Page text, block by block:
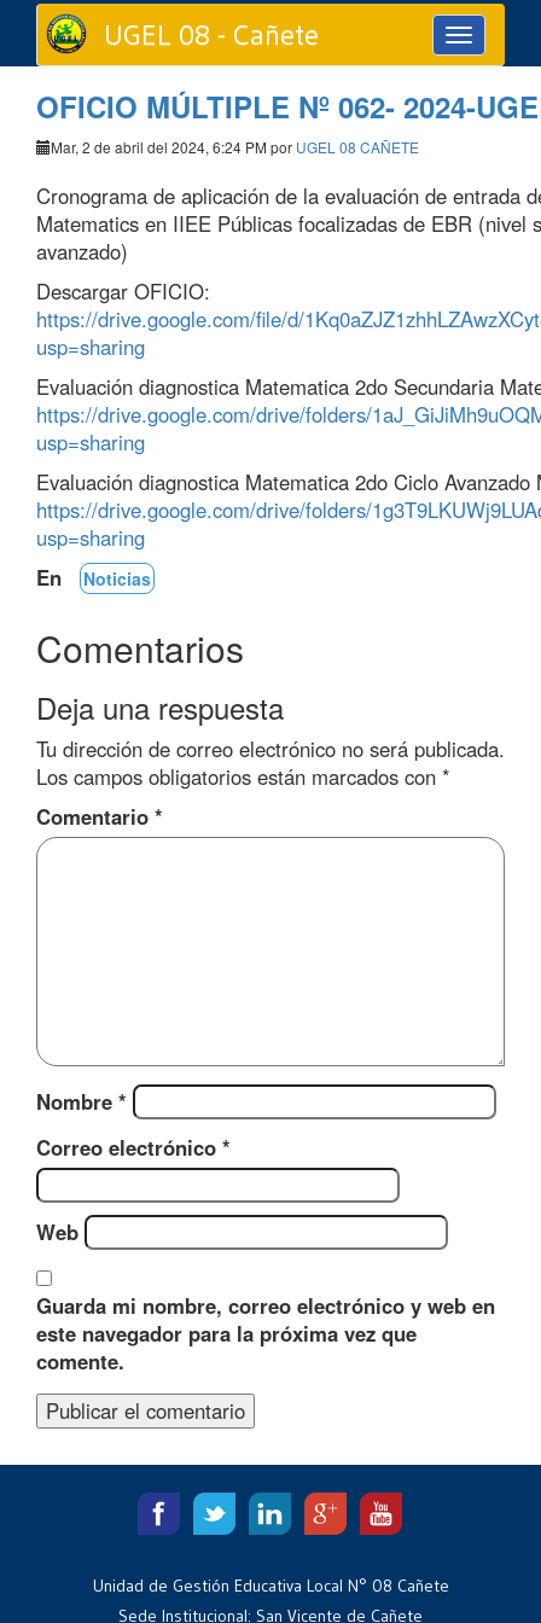
Toggle
navigation
UGEL 08 - Cañete
OFICIO MÚLTIPLE Nº 062- 2024-
Mar, 2 de abril del 2024, 6:24 PM por UGEL 08 CAÑETE
Cronograma de aplicación de la evaluación de entrada
Matematics en IIEE Públicas focalizadas de EBR (nivel
avanzado)
Descargar OFICIO:
https://drive.google.com/file/d/
usp=sharing
Evaluación diagnostica Matematica 2do Secundaria
https://drive.google.com/drive/folders/
usp=sharing
Evaluación diagnostica Matematica 2do Ciclo Avanzado
https://drive.google.com/drive/folders/
usp=sharing
En
Noticias
Comentarios
Deja una respuesta
Tu dirección de correo electrónico no será publicada.
Los campos obligatorios están marcados con *
Comentario *
Nombre *
Correo electrónico *
Web
Guarda mi nombre, correo electrónico y web en
este navegador para la próxima vez que
comente.
Unidad de Gestión Educativa Local N° 08 Cañete
Sede Institucional: San Vicente de Cañete